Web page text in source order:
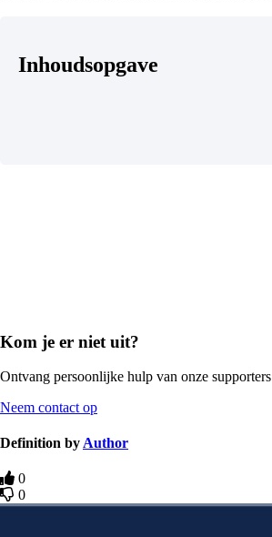
Inhoudsopgave
Kom je er niet uit?
Ontvang persoonlijke hulp van onze supporters
Neem contact op
Definition by Author
0
0